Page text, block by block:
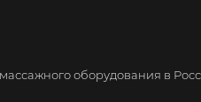
оборудования в